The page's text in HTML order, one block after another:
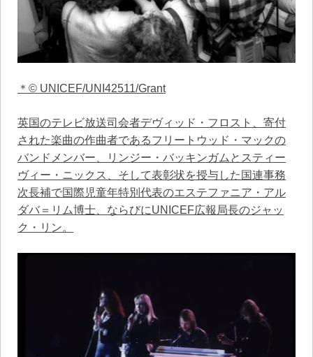
＊© UNICEF/UNI42511/Grant
英国のテレビ放送司会者デヴィッド・フロスト、寄付
された楽曲の作曲者であるフリートウッド・マックの
バンドメンバー、リンジー・バッキンガムとスティー
ヴィー・ニックス、そして表彰状を授与した国連事務
次長補で国際児童年特別代表のエステファニア・アル
ダバ＝リム博士、ならびにUNICEF広報局長のジャッ
ク・リン。